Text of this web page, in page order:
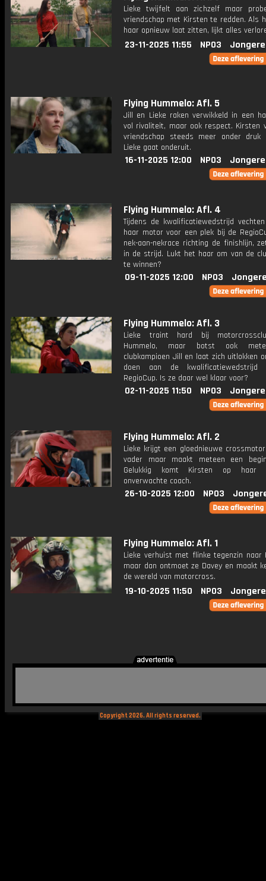
Lieke twijfelt aan zichzelf maar
vriendschap met Kirsten te redden. Als
haar opnieuw laat zitten, lijkt alles
23-11-2025 11:55 NPO3
Flying Hummelo: Afl. 5
Jill en Lieke raken verwikkeld in een
vol rivaliteit, maar ook respect. Kirsten
vriendschap steeds meer onder druk
Lieke gaat onderuit.
16-11-2025 12:00 NPO3
Flying Hummelo: Afl. 4
Tijdens de kwalificatiewedstrijd
haar motor voor een plek bij de
nek-aan-nekrace richting de finishlijn,
in de strijd. Lukt het haar om van de
te winnen?
09-11-2025 12:00 NPO3
Flying Hummelo: Afl. 3
Lieke traint hard bij
Hummelo, maar botst ook
clubkampioen Jill en laat zich uitlokken
doen aan de
RegioCup. Is ze daar wel klaar voor?
02-11-2025 11:50 NPO3
Flying Hummelo: Afl. 2
Lieke krijgt een gloednieuwe
vader maar maakt meteen een
Gelukkig komt Kirsten op haar
onverwachte coach.
26-10-2025 12:00 NPO3
Flying Hummelo: Afl. 1
Lieke verhuist met flinke tegenzin naar
maar dan ontmoet ze Davey en maakt
de wereld van motorcross.
19-10-2025 11:50 NPO3
Copyright 2026. All rights reserved.